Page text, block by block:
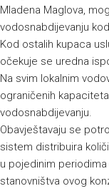
Mladena Maglova,
vodosnabdijevanju
Kod ostalih kupaca
očekuje se uredna
Na svim lokalnim
ograničenih
vodosnabdijevanju.
Obavještavaju se
sistem distribuira
u pojedinim
stanovništva ovog